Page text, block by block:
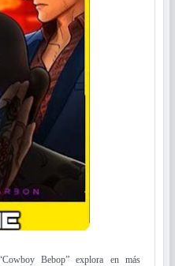
Bebop” explora en más